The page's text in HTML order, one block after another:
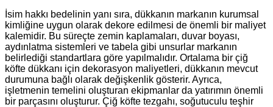
İsim hakkı bedelinin yanı sıra, dükkanın markanın kurumsal
kimliğine uygun olarak dekore edilmesi de önemli bir maliyet
kalemidir. Bu süreçte zemin kaplamaları, duvar boyası,
aydınlatma sistemleri ve tabela gibi unsurlar markanın
belirlediği standartlara göre yapılmalıdır. Ortalama bir çiğ
köfte dükkanı için dekorasyon maliyetleri, dükkanın mevcut
durumuna bağlı olarak değişkenlik gösterir. Ayrıca,
işletmenin temelini oluşturan ekipmanlar da yatırımın önemli
bir parçasını oluşturur. Çiğ köfte tezgahı, soğutuculu teşhir